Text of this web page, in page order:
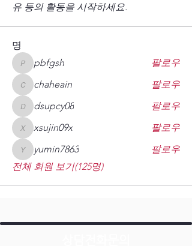
유 등의 활동을 시작하세요.
명
pbfgshpbfgsh 팔로우
chaheain
chaheain 팔로우
dsupcy08
dsupcy08 팔로우
xsujin09x
xsujin09x 팔로우
yumin7863
yumin7863
팔로우
전체 회원 보기(125명)